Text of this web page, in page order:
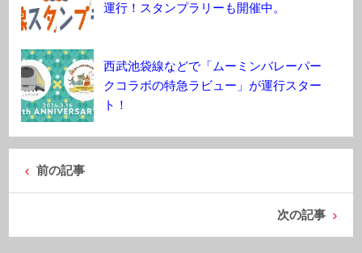
運行！スタンプラリーも開催中。
西武池袋線などで「ムーミンバレーパー
クコラボの特急ラビュー」が運行スター
ト！
前の記事
次の記事